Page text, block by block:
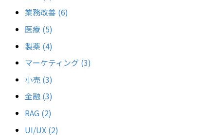
業務改善 (6)
医療 (5)
製薬 (4)
マーケティング (3)
小売 (3)
金融 (3)
RAG (2)
UI/UX (2)